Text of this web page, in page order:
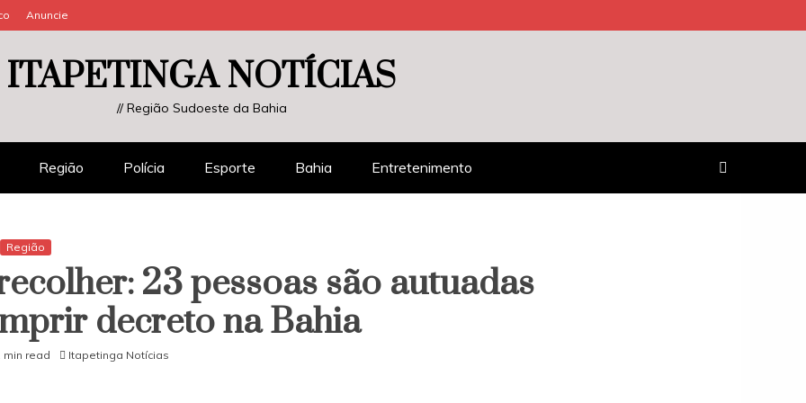
Anuncie
ITAPETINGA NOTÍCIAS
// Região Sudoeste da Bahia
Região Polícia Esporte Bahia Entretenimento
Região
23 pessoas são autuadas
decreto na Bahia
min read Itapetinga Notícias